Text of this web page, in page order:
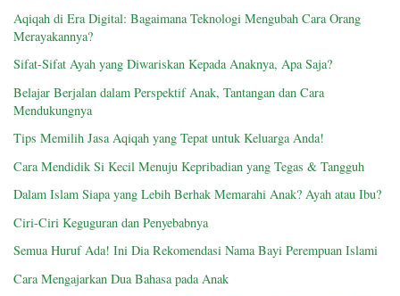
Aqiqah di Era Digital: Bagaimana Teknologi Mengubah Cara Orang
Merayakannya?
Sifat-Sifat Ayah yang Diwariskan Kepada Anaknya, Apa Saja?
Belajar Berjalan dalam Perspektif Anak, Tantangan dan Cara
Mendukungnya
Tips Memilih Jasa Aqiqah yang Tepat untuk Keluarga Anda!
Cara Mendidik Si Kecil Menuju Kepribadian yang Tegas & Tangguh
Dalam Islam Siapa yang Lebih Berhak Memarahi Anak? Ayah atau Ibu?
Ciri-Ciri Keguguran dan Penyebabnya
Semua Huruf Ada! Ini Dia Rekomendasi Nama Bayi Perempuan Islami
Cara Mengajarkan Dua Bahasa pada Anak